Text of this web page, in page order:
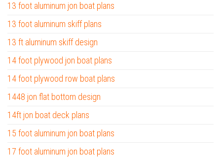
13 foot aluminum jon boat plans
13 foot aluminum skiff plans
13 ft aluminum skiff design
14 foot plywood jon boat plans
14 foot plywood row boat plans
1448 jon flat bottom design
14ft jon boat deck plans
15 foot aluminum jon boat plans
17 foot aluminum jon boat plans